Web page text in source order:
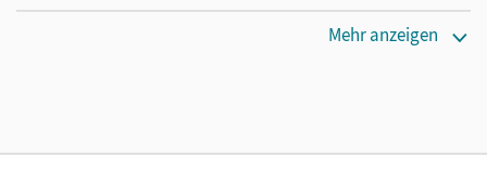
ein Jahr lang ergänzend zum Print-Titel nutzen möchten.
Mehr anzeigen